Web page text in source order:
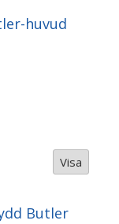
huvud
Visa
Butler